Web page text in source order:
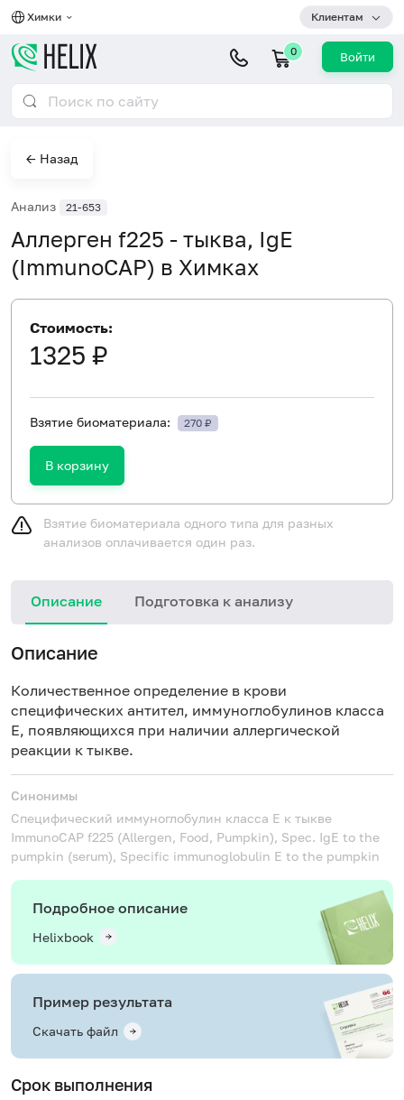
Химки Клиентам
0 Войти
← Назад
Анализ 21-653
Аллерген f225 - тыква, IgE
(ImmunoCAP) в Химках
Стоимость:
1325 ₽
Взятие биоматериала: 270 ₽
В корзину
Взятие биоматериала одного типа для разных
анализов оплачивается один раз.
Описание Подготовка к анализу
Описание
Количественное определение в крови
специфических антител, иммуноглобулинов класса
E, появляющихся при наличии аллергической
реакции к тыкве.
Синонимы
Специфический иммуноглобулин класса Е к тыкве
ImmunoCAP f225 (Allergen, Food, Pumpkin), Spec. IgE to the
pumpkin (serum), Specific immunoglobulin E to the pumpkin
Подробное описание
Helixbook
Пример результата
Скачать файл
Срок выполнения